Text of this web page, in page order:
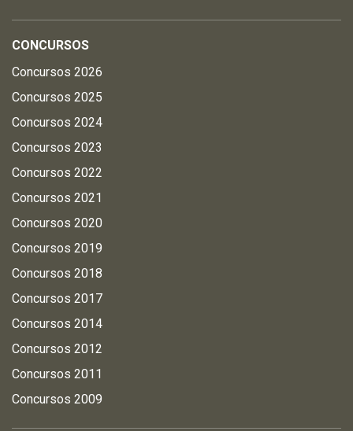
CONCURSOS
Concursos 2026
Concursos 2025
Concursos 2024
Concursos 2023
Concursos 2022
Concursos 2021
Concursos 2020
Concursos 2019
Concursos 2018
Concursos 2017
Concursos 2014
Concursos 2012
Concursos 2011
Concursos 2009